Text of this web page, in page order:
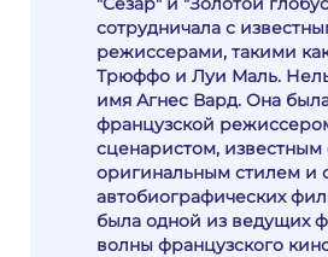
сотрудничала с
режиссерами, такими
Трюффо и Луи Маль.
имя Агнес Вард. Она
французской
сценаристом,
оригинальным стилем и
автобиографических
была одной из ведущих
волны французского